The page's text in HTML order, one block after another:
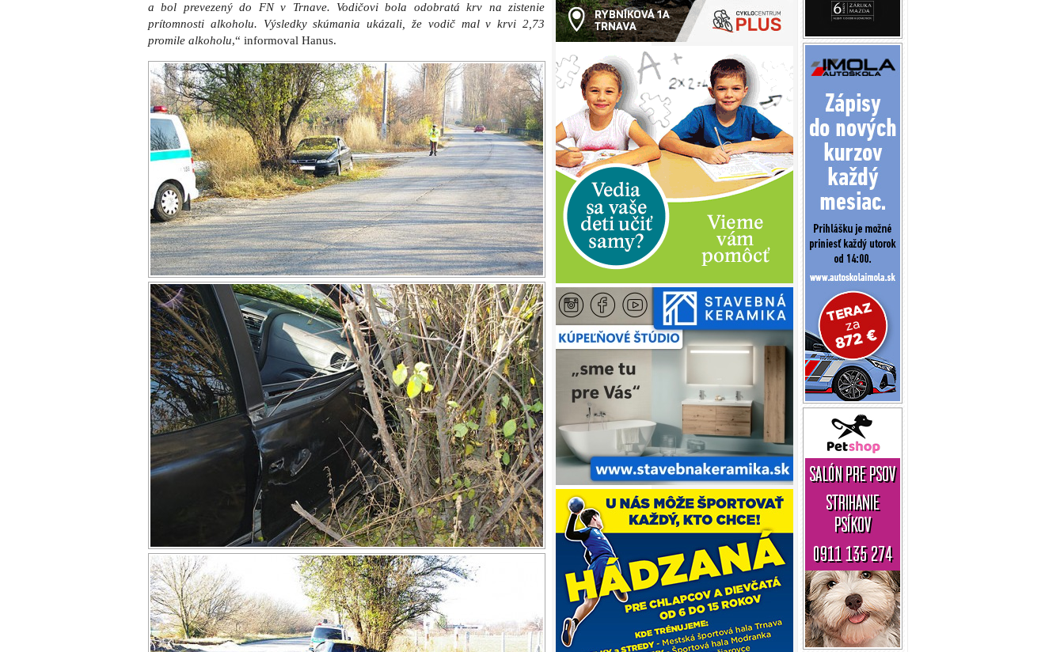
a bol prevezený do FN v Trnave. Vodičovi bola odobratá krv na zistenie
prítomnosti alkoholu. Výsledky skúmania ukázali, že vodič mal v krvi 2,73
promile alkoholu,“ informoval Hanus.